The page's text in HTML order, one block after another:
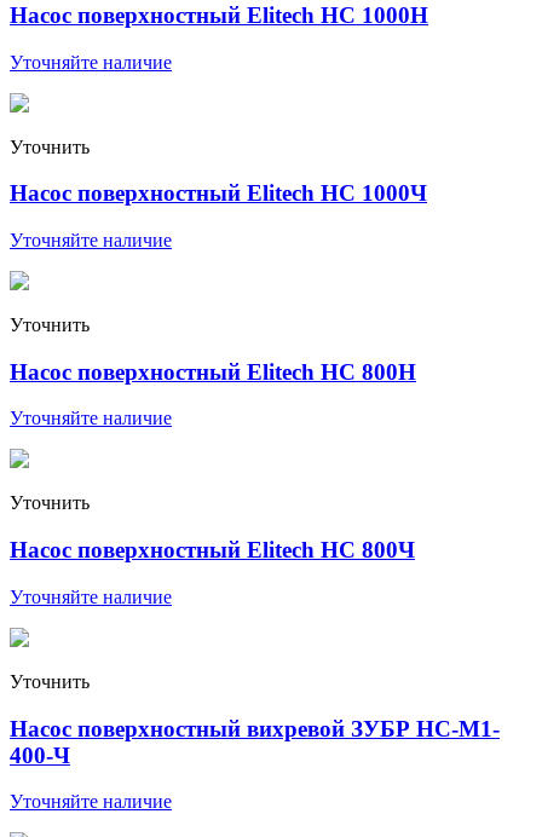
Насос поверхностный Elitech HС 1000Н
Уточняйте наличие
Уточнить
Насос поверхностный Elitech HС 1000Ч
Уточняйте наличие
Уточнить
Насос поверхностный Elitech HС 800Н
Уточняйте наличие
Уточнить
Насос поверхностный Elitech HС 800Ч
Уточняйте наличие
Уточнить
Насос поверхностный вихревой ЗУБР НС-М1-
400-Ч
Уточняйте наличие